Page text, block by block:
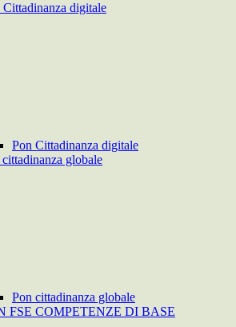
Cittadinanza digitale
Pon Cittadinanza digitale
globale
Pon cittadinanza globale
FSE COMPETENZE DI BASE